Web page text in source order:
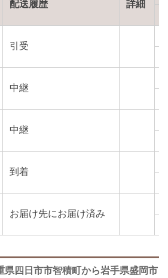
配送履歴
詳細
引受
中継
中継
到着
お届け先にお届け済み
県四日市市智積町から岩手県盛岡市